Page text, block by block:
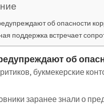
об опасности
поддержка встречает
об
букмекерские
заранее знали о